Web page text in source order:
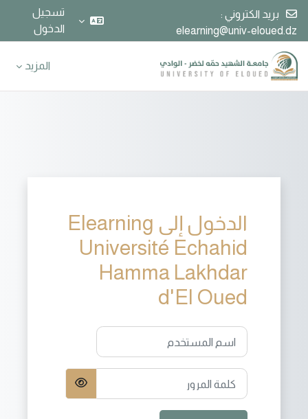
بريد الكتروني :
elearning@univ-eloued.dz
تسجيل
الدخول
المزيد
الدخول إلى Elearning
Université Echahid
Hamma Lakhdar
d'El Oued
اسم المستخدم
كلمة المرور